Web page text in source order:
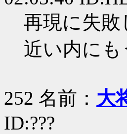
再現に失敗
近い内に
252 名前： 大
ID:???